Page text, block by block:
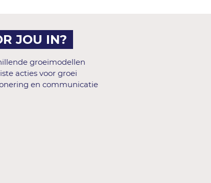
JOU IN?
groeimodellen
acties voor groei
en communicatie